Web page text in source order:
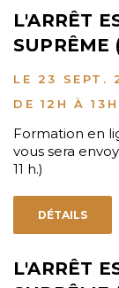
L'ARRÊT
SUPRÊME
LE 23 SEPT.
DE 12H À 13H
Formation en
vous sera
11 h.)
DÉTAILS
L'ARRÊT